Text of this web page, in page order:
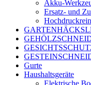
Akku-
Ersatz- und
Gurte
Haushaltsgeräte